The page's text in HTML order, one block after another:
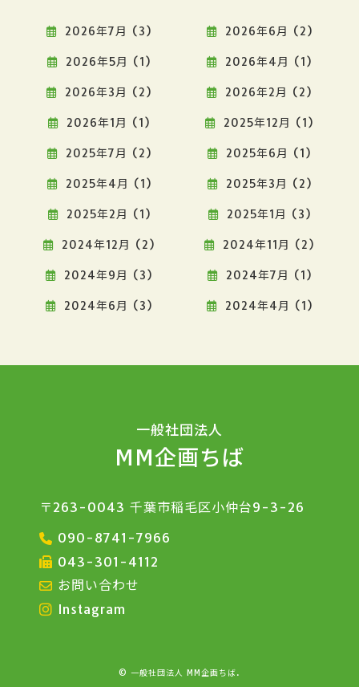
2026年7月 (3) 2026年6月 (2)
2026年5月 (1) 2026年4月 (1)
2026年3月 (2) 2026年2月 (2)
2026年1月 (1) 2025年12月 (1)
2025年7月 (2) 2025年6月 (1)
2025年4月 (1) 2025年3月 (2)
2025年2月 (1) 2025年1月 (3)
2024年12月 (2) 2024年11月 (2)
2024年9月 (3) 2024年7月 (1)
2024年6月 (3) 2024年4月 (1)
一般社団法人
MM企画ちば
〒263-0043 千葉市稲毛区小仲台9-3-26
090-8741-7966
043-301-4112
お問い合わせ
Instagram
© 一般社団法人 MM企画ちば.